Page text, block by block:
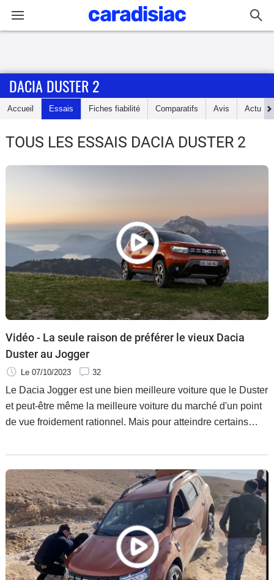
Accueil
Essais
Electriques
Utilitaires
Flottes
Auto
Services
Forum
Moto
Marques
DACIA DUSTER 2
Accueil Essais Fiches fiabilité Comparatifs Avis Actu
TOUS LES ESSAIS DACIA DUSTER 2
Vidéo - La seule raison de préférer le vieux Dacia
Duster au Jogger
Le 07/10/2023 32
Le Dacia Jogger est une bien meilleure voiture que le Duster
et peut-être même la meilleure voiture du marché d'un point
de vue froidement rationnel. Mais pour atteindre certains
Duster 4x4 peut faire l'affaire.